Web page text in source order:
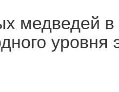
медведей
уровня